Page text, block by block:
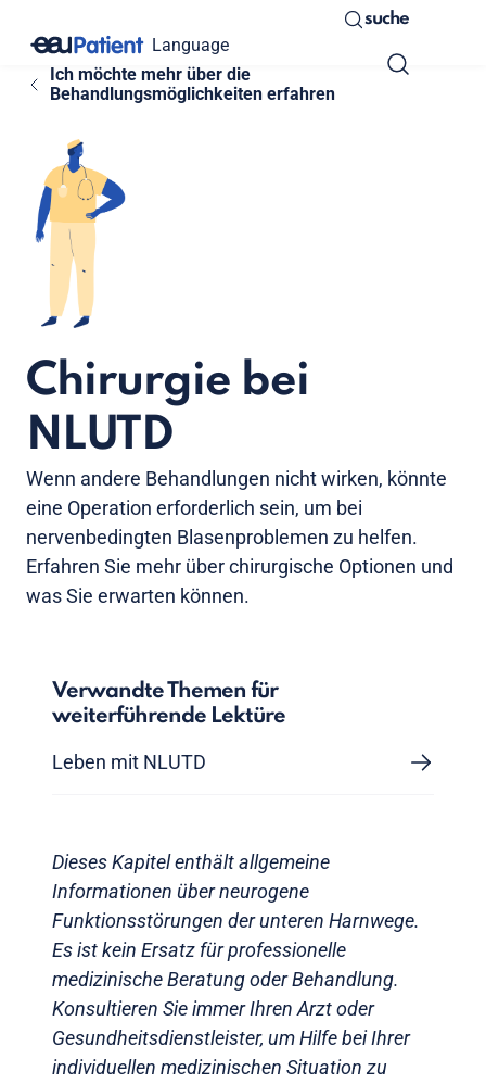
Language
suche
Ich möchte mehr über die
Behandlungsmöglichkeiten erfahren
Chirurgie bei
NLUTD
Wenn andere Behandlungen nicht wirken, könnte
eine Operation erforderlich sein, um bei
nervenbedingten Blasenproblemen zu helfen.
Erfahren Sie mehr über chirurgische Optionen und
was Sie erwarten können.
Verwandte Themen für
weiterführende Lektüre
Leben mit NLUTD
Dieses Kapitel enthält allgemeine
Informationen über neurogene
Funktionsstörungen der unteren Harnwege.
Es ist kein Ersatz für professionelle
medizinische Beratung oder Behandlung.
Konsultieren Sie immer Ihren Arzt oder
Gesundheitsdienstleister, um Hilfe bei Ihrer
individuellen medizinischen Situation zu